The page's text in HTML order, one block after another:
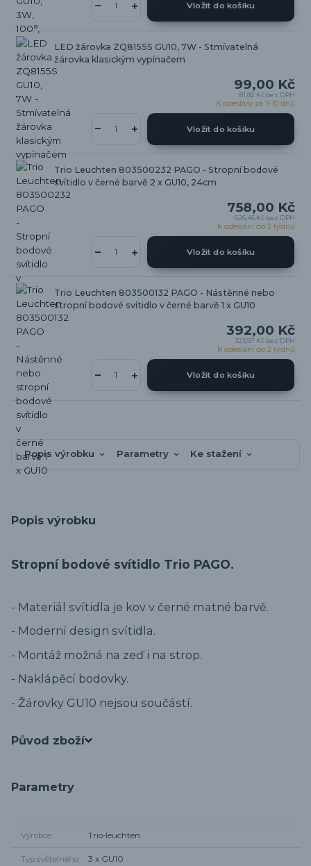
Vložit do košíku
LED žárovka ZQ8155S GU10, 7W - Stmívatelná
žárovka klasickým vypínačem
99,00 Kč
81,82 Kč bez DPH
K odeslání za 7-10 dnů
Vložit do košíku
Trio Leuchten 803500232 PAGO - Stropní bodové
svítidlo v černé barvě 2 x GU10, 24cm
758,00 Kč
626,45 Kč bez DPH
K odeslání do 2 týdnů
Vložit do košíku
Trio Leuchten 803500132 PAGO - Nástěnné nebo
stropní bodové svítidlo v černé barvě 1 x GU10
392,00 Kč
323,97 Kč bez DPH
K odeslání do 2 týdnů
Vložit do košíku
Popis výrobku Parametry Ke stažení
Popis výrobku
Stropní bodové svítidlo Trio PAGO.
- Materiál svítidla je kov v černé matné barvě.
- Moderní design svítidla.
- Montáž možná na zeď i na strop.
- Naklápěcí bodovky.
- Žárovky GU10 nejsou součástí.
Původ zboží
Parametry
Výrobce Trio-leuchten
Typ světelného 3 x GU10